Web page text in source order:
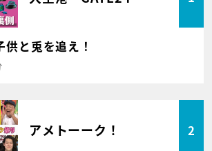
と兎を追え！
アメトーーク！ 2